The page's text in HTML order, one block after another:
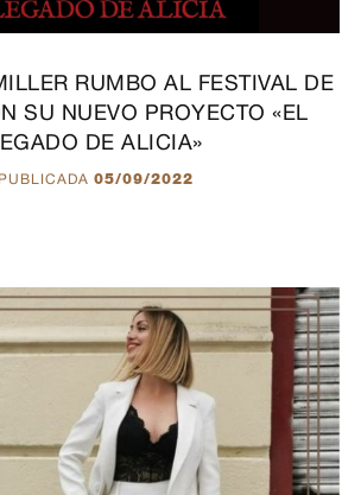
RUMBO AL FESTIVAL DE
SU NUEVO PROYECTO «EL
DE ALICIA»
PUBLICADA 05/09/2022